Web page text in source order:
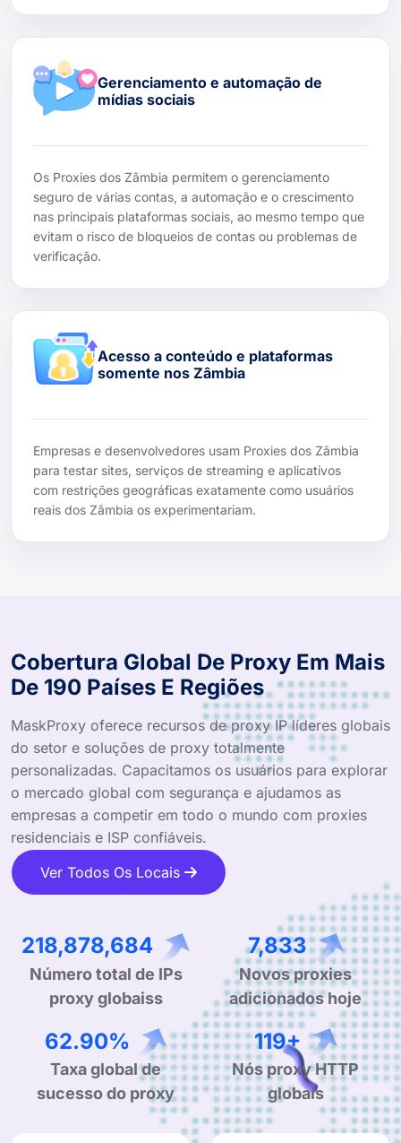
Gerenciamento e automação de
mídias sociais
Os Proxies dos Zâmbia permitem o gerenciamento
seguro de várias contas, a automação e o crescimento
nas principais plataformas sociais, ao mesmo tempo que
evitam o risco de bloqueios de contas ou problemas de
verificação.
Acesso a conteúdo e plataformas
somente nos Zâmbia
Empresas e desenvolvedores usam Proxies dos Zâmbia
para testar sites, serviços de streaming e aplicativos
com restrições geográficas exatamente como usuários
reais dos Zâmbia os experimentariam.
Cobertura Global De Proxy Em Mais
De 190 Países E Regiões
MaskProxy oferece recursos de proxy IP líderes globais
do setor e soluções de proxy totalmente
personalizadas. Capacitamos os usuários para explorar
o mercado global com segurança e ajudamos as
empresas a competir em todo o mundo com proxies
residenciais e ISP confiáveis.
Ver Todos Os Locais
345,079,007
Número total de IPs
proxy globaiss
12,439
Novos proxies
adicionados hoje
99.90%
Taxa global de
sucesso do proxy
190+
Nós proxy HTTP
globais